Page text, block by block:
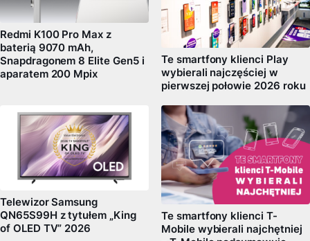
Redmi K100 Pro Max z
baterią 9070 mAh,
Snapdragonem 8 Elite Gen5 i
aparatem 200 Mpix
Te smartfony klienci Play
wybierali najczęściej w
pierwszej połowie 2026 roku
Telewizor Samsung
QN65S99H z tytułem „King
of OLED TV” 2026
Te smartfony klienci T-
Mobile wybierali najchętniej